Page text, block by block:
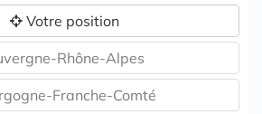
Votre position
Rhône-Alpes
Franche-Comté